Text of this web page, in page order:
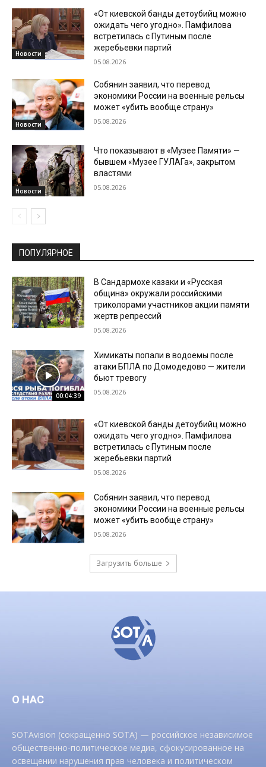
Новости
«От киевской банды детоубийц можно
ожидать чего угодно». Памфилова
встретилась с Путиным после
жеребьевки партий
05.08.2026
Новости
Собянин заявил, что перевод
экономики России на военные рельсы
может «убить вообще страну»
05.08.2026
Новости
Что показывают в «Музее Памяти» —
бывшем «Музее ГУЛАГа», закрытом
властями
05.08.2026
ПОПУЛЯРНОЕ
В Сандармохе казаки и «Русская
община» окружали российскими
триколорами участников акции памяти
жертв репрессий
05.08.2026
00:04:39
Химикаты попали в водоемы после
атаки БПЛА по Домодедово — жители
бьют тревогу
05.08.2026
«От киевской банды детоубийц можно
ожидать чего угодно». Памфилова
встретилась с Путиным после
жеребьевки партий
05.08.2026
Собянин заявил, что перевод
экономики России на военные рельсы
может «убить вообще страну»
05.08.2026
Загрузить больше
О НАС
SOTAvision (сокращенно SOTA) — российское независимое
общественно-политическое медиа, сфокусированное на
освещении нарушения прав человека и политическом